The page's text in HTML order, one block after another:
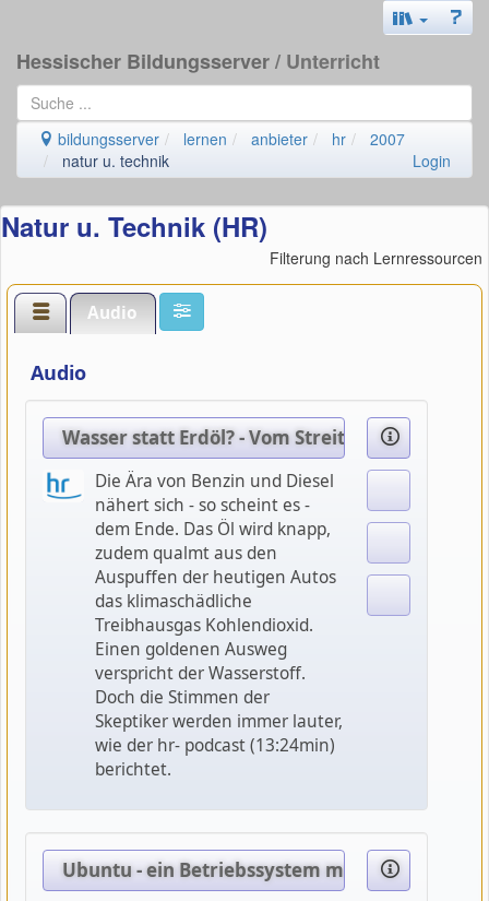
Hessischer Bildungsserver/ Unterricht
bildungsserver lernen anbieter hr
2007
natur u. technik
Login
Natur u. Technik (HR)
Filterung nach Lernressourcen
Audio
Audio
Wasser statt Erdöl? - Vom Streit um den Sprit
Die Ära von Benzin und Diesel
nähert sich - so scheint es -
dem Ende. Das Öl wird knapp,
zudem qualmt aus den
Auspuffen der heutigen Autos
das klimaschädliche
Treibhausgas Kohlendioxid.
Einen goldenen Ausweg
verspricht der Wasserstoff.
Doch die Stimmen der
Skeptiker werden immer lauter,
wie der hr- podcast (13:24min)
berichtet.
Ubuntu - ein Betriebssystem macht Karriere